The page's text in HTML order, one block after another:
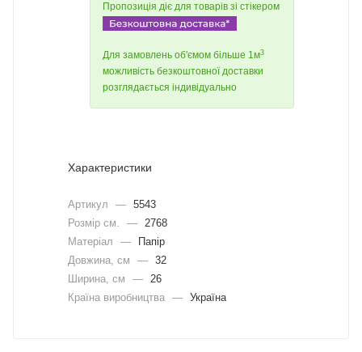
Пропозиція діє для товарів зі стікером
Для замовлень об'ємом більше 1м3
можливість безкоштовної доставки
розглядається індивідуально
Характеристики
Артикул — 5543
Розмір см.
—
2768
Матеріал
—
Папір
Довжина, cм
— 32
Ширина, cм
—
26
Країна виробництва — Україна